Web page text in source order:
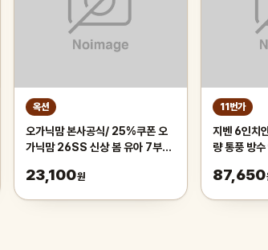
옥션
오가닉맘 본사공식/ 25%쿠폰 오
가닉맘 26SS 신상 봄 유아 7부내
23,100원
11번가
지벤 6인치
량 통풍 방
87,650